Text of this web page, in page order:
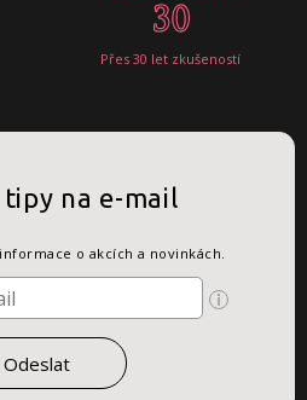
Přes 30 let zkušeností
na e-mail
o akcích a novinkách.